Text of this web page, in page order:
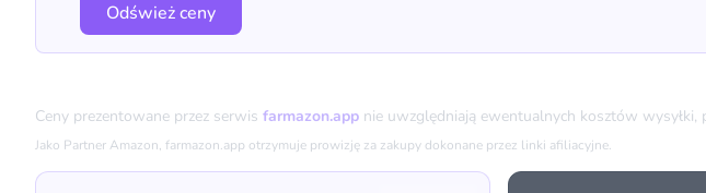
Odśwież ceny
Ceny prezentowane przez serwis farmazon.app nie uwzględniają ewentualnych kosztów wysyłki,
Jako Partner Amazon, farmazon.app otrzymuje prowizję za zakupy dokonane przez linki afiliacyjne.